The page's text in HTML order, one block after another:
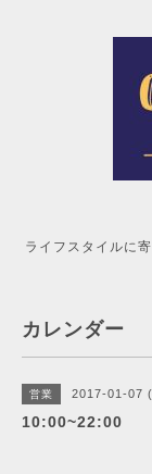
自分だけの
ライフスタイルに
カレンダー
営業 2017-01-07
10:00~22:00